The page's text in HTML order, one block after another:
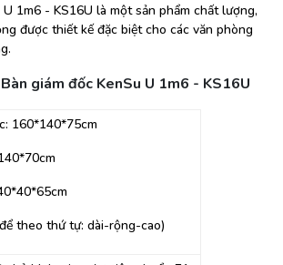
1m6 - KS16U là một sản phẩm chất lượng,
được thiết kế đặc biệt cho các văn phòng
Bàn giám đốc KenSu U 1m6 - KS16U
160*140*75cm
theo thứ tự: dài-rộng-cao)